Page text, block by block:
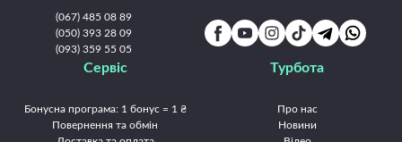
(067) 485 08 89
(050) 393 28 09
(093) 359 55 05
Сервіс
Бонусна програма: 1 бонус = 1 ₴
Повернення та обмін
Турбота
Про нас
Новини